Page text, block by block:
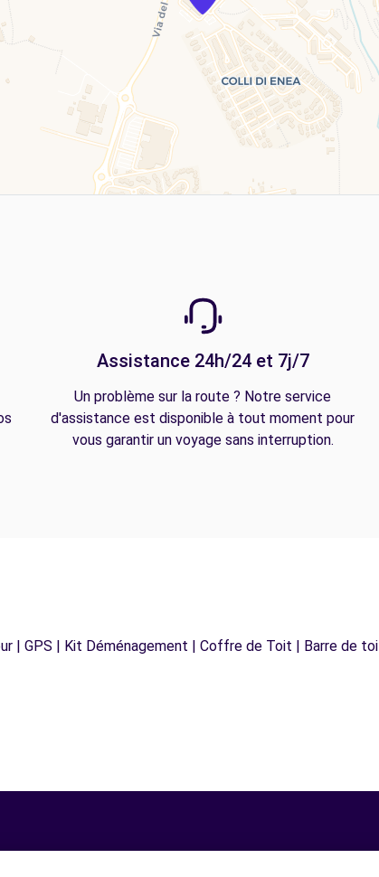
Assistance 24h/24 et 7j/7
Un problème sur la route ? Notre service
d'assistance est disponible à tout moment pour
vous garantir un voyage sans interruption.
| GPS | Kit Déménagement | Coffre de Toit | Barre de